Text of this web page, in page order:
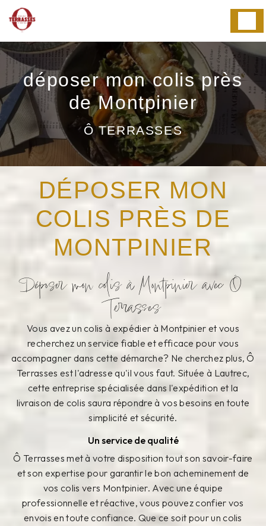
déposer mon colis près
de Montpinier
Ô TERRASSES
DÉPOSER MON
COLIS PRÈS DE
MONTPINIER
Déposer mon colis à Montpinier avec Ô
Terrasses
Vous avez un colis à expédier à Montpinier et vous
recherchez un service fiable et efficace pour vous
accompagner dans cette démarche? Ne cherchez plus, Ô
Terrasses est l'adresse qu'il vous faut. Située à Lautrec,
cette entreprise spécialisée dans l'expédition et la
livraison de colis saura répondre à vos besoins en toute
simplicité et sécurité.
Un service de qualité
Ô Terrasses met à votre disposition tout son savoir-faire
et son expertise pour garantir le bon acheminement de
vos colis vers Montpinier. Avec une équipe
professionnelle et réactive, vous pouvez confier vos
envois en toute confiance. Que ce soit pour un colis
Panneau de gestion des cookies